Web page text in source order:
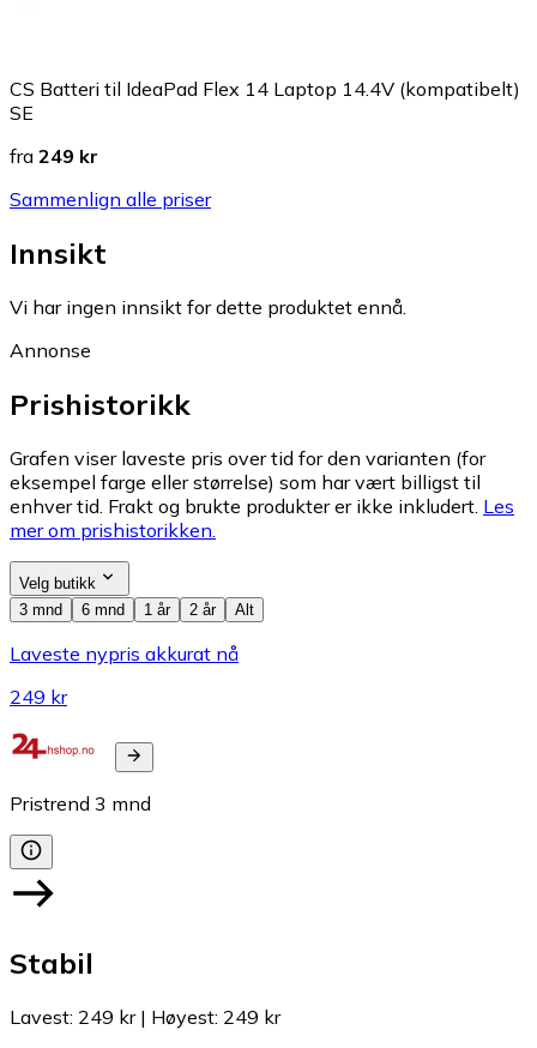
CS Batteri til IdeaPad Flex 14 Laptop 14.4V (kompatibelt)
SE
fra 249 kr
Sammenlign alle priser
Innsikt
Vi har ingen innsikt for dette produktet ennå.
Annonse
Prishistorikk
Grafen viser laveste pris over tid for den varianten (for
eksempel farge eller størrelse) som har vært billigst til
enhver tid. Frakt og brukte produkter er ikke inkludert. Les
mer om prishistorikken.
Velg butikk
3 mnd
6 mnd 1 år 2 år Alt
Laveste nypris akkurat nå
249 kr
Pristrend 3 mnd
Stabil
Lavest: 249 kr| Høyest: 249 kr